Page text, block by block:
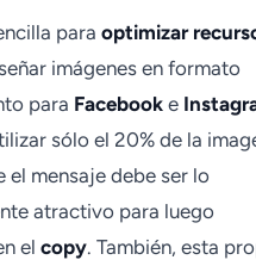
para optimizar
imágenes en formato
para Facebooke
sólo el 20% de la
el mensaje debe ser lo
atractivo para luego
el copy. También, esta